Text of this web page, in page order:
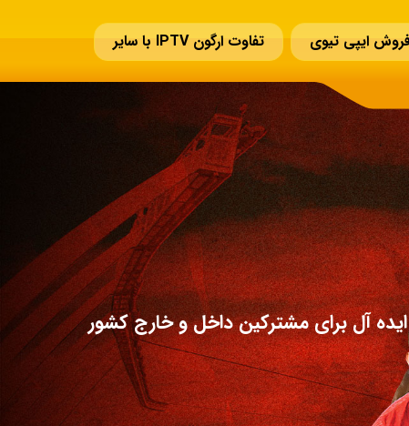
ایپی تیوی تفاوت ارگون IPTV با سایر
آل برای مشترکین داخل و خارج کشور